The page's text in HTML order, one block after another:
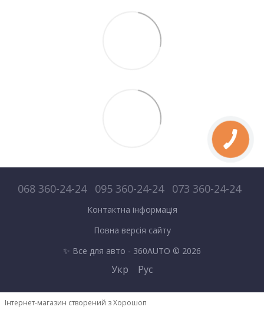
068 360-24-24 095 360-24-24 073 360-24-24
Контактна інформація
Повна версія сайту
✨ Все для авто - 360AUTO © 2026
Укр Рус
Інтернет-магазин створений з Хорошоп